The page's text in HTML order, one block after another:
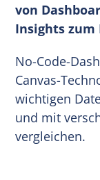
von
Insights zum
No-Code-
Canvas-
wichtigen
und mit
vergleichen.